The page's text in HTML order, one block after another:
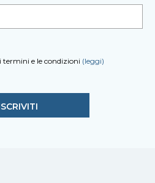
termini e le condizioni (leggi)